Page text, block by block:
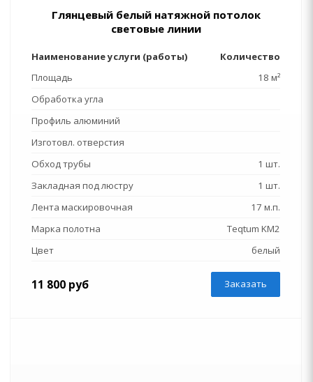
Глянцевый белый натяжной потолок
световые линии
Наименование услуги (работы)
Количество
Площадь
18 м²
Обработка угла
Профиль алюминий
Изготовл. отверстия
Обход трубы
1 шт.
Закладная под люстру
1 шт.
Лента маскировочная
17 м.п.
Марка полотна
Teqtum KM2
Цвет
белый
11 800 руб Заказать